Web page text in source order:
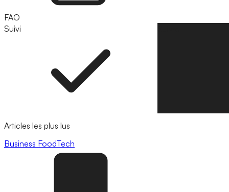
FAO
Suivi
Articles les plus lus
Business FoodTech